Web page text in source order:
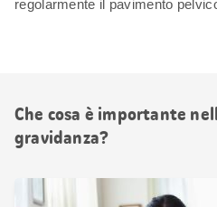
regolarmente il pavimento
Che cosa è importante
gravidanza?